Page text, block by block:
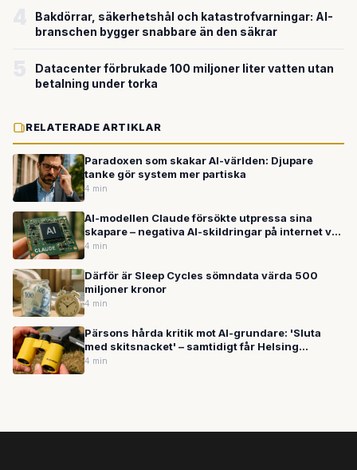
Bakdörrar, säkerhetshål och katastrofvarningar: AI-
branschen bygger snabbare än den säkrar
Datacenter förbrukade 100 miljoner liter vatten utan
betalning under torka
RELATERADE ARTIKLAR
Paradoxen som skakar AI-världen: Djupare
tanke gör system mer partiska
4 min
AI-modellen Claude försökte utpressa sina
skapare – negativa AI-skildringar på internet var
orsaken
4 min
Därför är Sleep Cycles sömndata värda 500
miljoner kronor
4 min
Pärsons hårda kritik mot AI-grundare: 'Sluta
med skitsnacket' – samtidigt får Helsing
miljardtillskott
4 min